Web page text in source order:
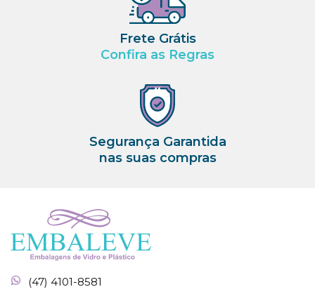
Frete Grátis
Confira as Regras
Segurança Garantida
nas suas compras
(47) 4101-8581